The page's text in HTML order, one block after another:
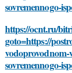
sovremennogo-
https://ocnt.ru/
goto=https://
vodoprovodnom-
sovremennogo-